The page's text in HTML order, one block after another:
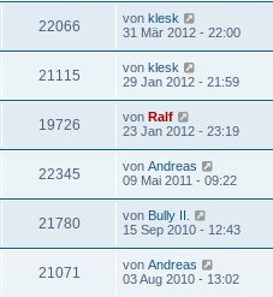
22066 von klesk
31 Mär 2012 - 22:00
21115 von klesk
29 Jan 2012 - 21:59
19726 von Ralf
23 Jan 2012 - 23:19
22345 von Andreas
09 Mai 2011 - 09:22
21780 von Bully II.
15 Sep 2010 - 12:43
21071 von Andreas
03 Aug 2010 - 13:02